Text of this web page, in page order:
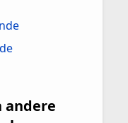
andere